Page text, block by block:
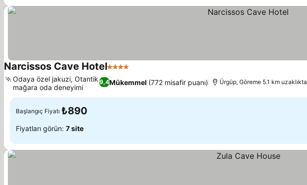
Narcissos Cave Hotel4 Yıldız
9,4Mükemmel (772 misafir puanı)
Odaya özel jakuzi, Otantik
mağara oda deneyimi
Ürgüp, Göreme 5.1 km uzaklıkta
Başlangıç Fiyatı ₺890
Fiyatları görün: 7 site